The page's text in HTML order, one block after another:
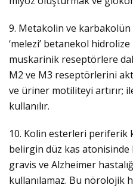
9. Metakolin ve
‘melezi’ betanekol
muskarinik reseptörlere
M2 ve M3 reseptörlerini
ve üriner motiliteyi artırır;
kullanılır.
10. Kolin esterleri
belirgin düz kas atonisinde
gravis ve Alzheimer
kullanılamaz. Bu nörolojik